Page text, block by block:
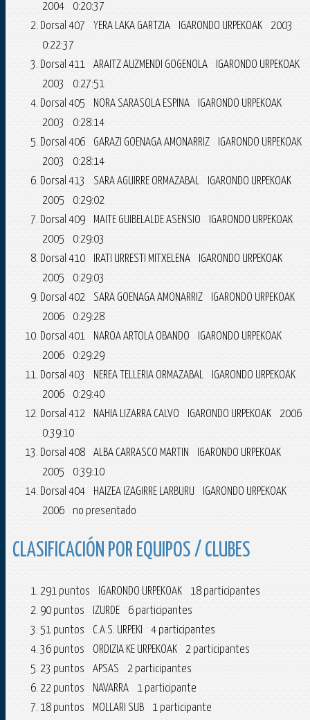
2004 0:20:37
Dorsal 407 YERA LAKA GARTZIA IGARONDO URPEKOAK 2003
0:22:37
Dorsal 411 ARAITZ AUZMENDI GOGENOLA IGARONDO URPEKOAK
2003 0:27:51
Dorsal 405 NORA SARASOLA ESPINA IGARONDO URPEKOAK
2003 0:28:14
Dorsal 406 GARAZI GOENAGA AMONARRIZ IGARONDO URPEKOAK
2003 0:28:14
Dorsal 413 SARA AGUIRRE ORMAZABAL IGARONDO URPEKOAK
2005 0:29:02
Dorsal 409 MAITE GUIBELALDE ASENSIO IGARONDO URPEKOAK
2005 0:29:03
Dorsal 410 IRATI URRESTI MITXELENA IGARONDO URPEKOAK
2005 0:29:03
Dorsal 402 SARA GOENAGA AMONARRIZ IGARONDO URPEKOAK
2006 0:29:28
Dorsal 401 NAROA ARTOLA OBANDO IGARONDO URPEKOAK
2006 0:29:29
Dorsal 403 NEREA TELLERIA ORMAZABAL IGARONDO URPEKOAK
2006 0:29:40
Dorsal 412 NAHIA LIZARRA CALVO IGARONDO URPEKOAK 2006
0:39:10
Dorsal 408 ALBA CARRASCO MARTIN IGARONDO URPEKOAK
2005 0:39:10
Dorsal 404 HAIZEA IZAGIRRE LARBURU IGARONDO URPEKOAK
2006 no presentado
CLASIFICACIÓN POR EQUIPOS / CLUBES
291 puntos IGARONDO URPEKOAK 18 participantes
90 puntos IZURDE 6 participantes
51 puntos C.A.S. URPEKI 4 participantes
36 puntos ORDIZIA KE URPEKOAK 2 participantes
23 puntos APSAS 2 participantes
22 puntos NAVARRA 1 participante
18 puntos MOLLARI SUB 1 participante